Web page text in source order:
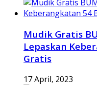
Mudik Gratis
Lepaskan
Gratis
17 April, 2023